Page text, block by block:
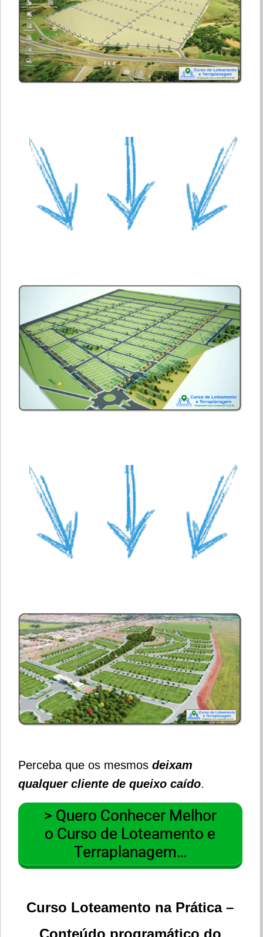
Perceba que os mesmos deixam
qualquer cliente de queixo caído.
> Quero Conhecer Melhor
o Curso de Loteamento e
Terraplanagem…
Curso Loteamento na Prática –